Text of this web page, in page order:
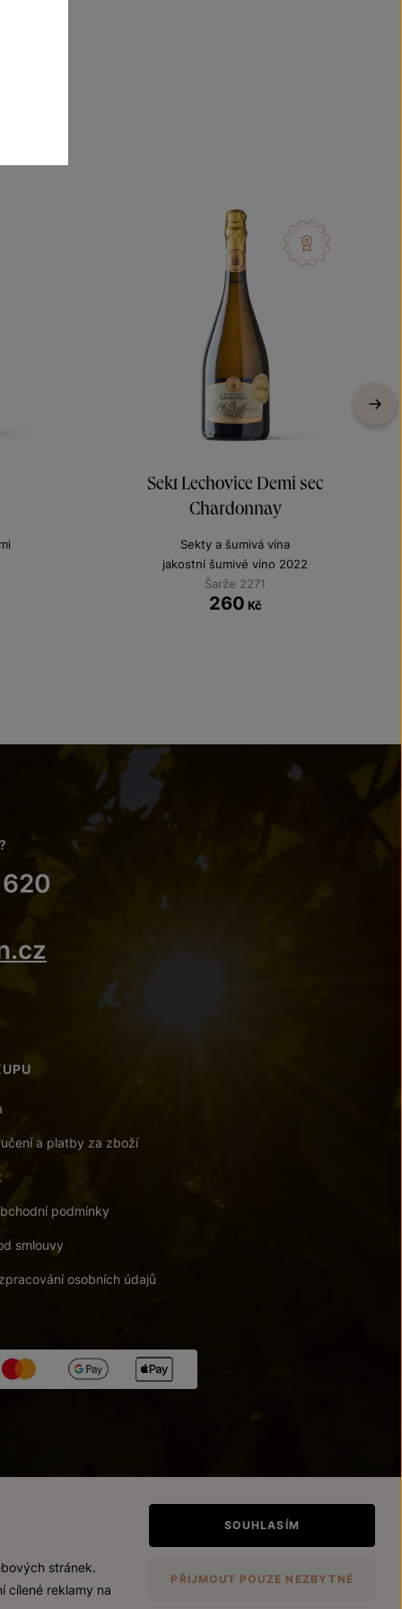
Sekt Lechovice Demi sec
Chardonnay
Sekty a šumivá vína
jakostní šumivé víno 2022
Šarže 2271
260 Kč
a platby za zboží
podmínky
smlouvy
osobních údajů
stránek.
cílené reklamy na
SOUHLASÍM
PŘIJMOUT POUZE NEZBYTNÉ